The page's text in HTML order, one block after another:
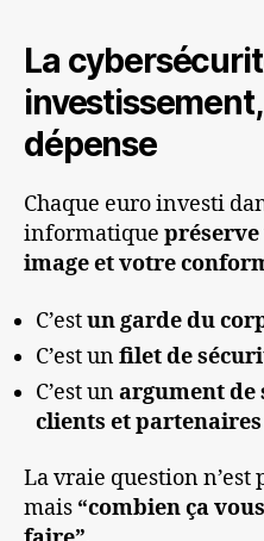
La
dépense
Chaque euro investi
informatique
image et votre
C’estun garde du
C’est unfilet de
C’est unargument de
clients et partenaires
La vraie question n’est
mais “combien ça